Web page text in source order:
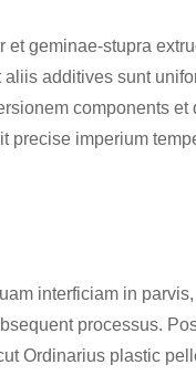
geminae-stupra
additives sunt
components et
precise imperium
interficiam in
processus.
Ordinarius plastic